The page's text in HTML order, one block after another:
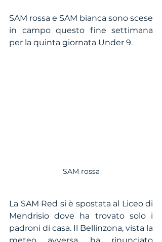
SAM rossa e SAM bianca sono scese
in campo questo fine settimana
per la quinta giornata Under 9.
SAM rossa
La SAM Red si è spostata al Liceo di
Mendrisio dove ha trovato solo i
padroni di casa. Il Bellinzona, vista la